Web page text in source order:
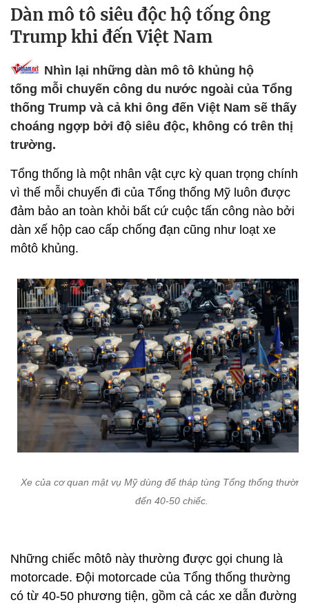
Dàn mô tô siêu độc hộ tống ông
Trump khi đến Việt Nam
Nhìn lại những dàn mô tô khủng hộ
tống mỗi chuyến công du nước ngoài của Tổng
thống Trump và cả khi ông đến Việt Nam sẽ thấy
choáng ngợp bởi độ siêu độc, không có trên thị
trường.
Tổng thống là một nhân vật cực kỳ quan trọng chính
vì thế mỗi chuyến đi của Tổng thống Mỹ luôn được
đảm bảo an toàn khỏi bất cứ cuộc tấn công nào bởi
dàn xế hộp cao cấp chống đạn cũng như loạt xe
môtô khủng.
Xe của cơ quan mật vụ Mỹ dùng để tháp tùng Tổng thống thường
đến 40-50 chiếc.
Những chiếc môtô này thường được gọi chung là
motorcade. Đội motorcade của Tổng thống thường
có từ 40-50 phương tiện, gồm cả các xe dẫn đường